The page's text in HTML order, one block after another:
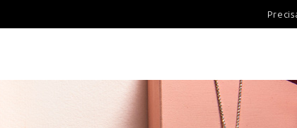
100 DIAS PARA